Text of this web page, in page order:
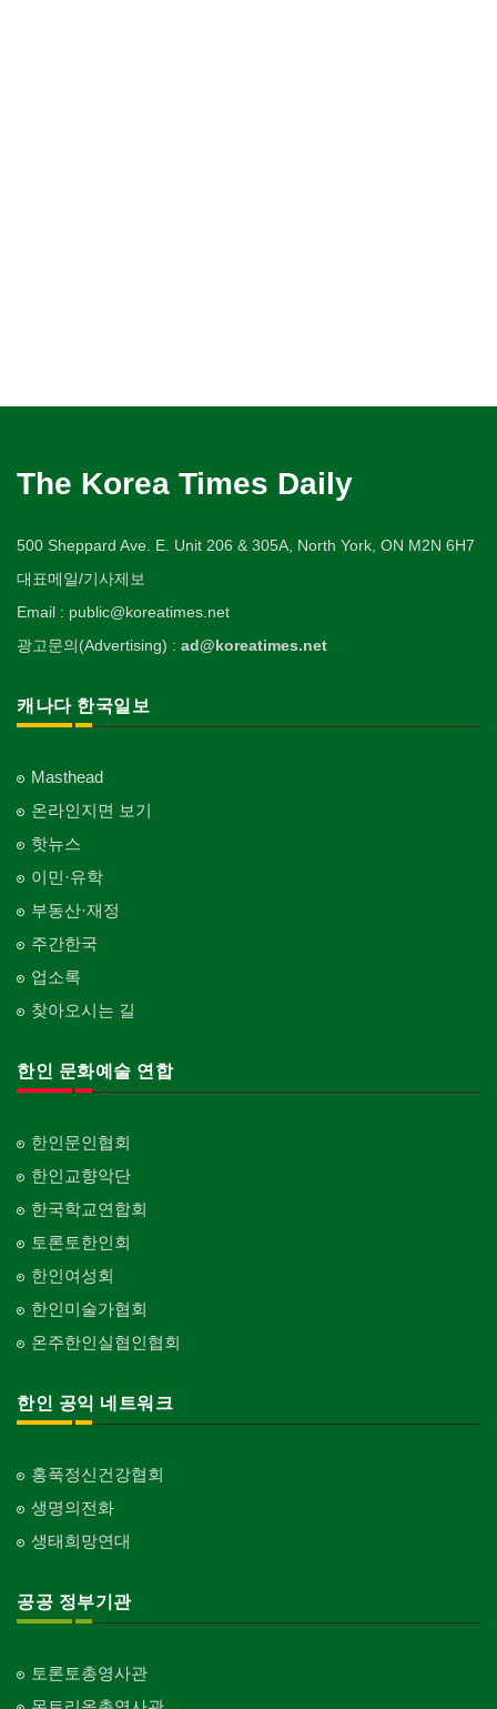
The Korea Times Daily
500 Sheppard Ave. E. Unit 206 & 305A, North York, ON M2N 6H7
대표메일/기사제보
Email : public@koreatimes.net
광고문의(Advertising) : ad@koreatimes.net
캐나다 한국일보
Masthead
온라인지면 보기
핫뉴스
이민·유학
부동산·재정
주간한국
업소록
찾아오시는 길
한인 문화예술 연합
한인문인협회
한인교향악단
한국학교연합회
토론토한인회
한인여성회
한인미술가협회
온주한인실협인협회
한인 공익 네트워크
홍푹정신건강협회
생명의전화
생태희망연대
공공 정부기관
토론토총영사관